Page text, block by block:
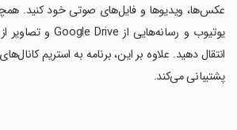
عکس‌ها، ویدیوها و فایل‌های صوتی خود کنید.
پشتیبانی می‌کند.